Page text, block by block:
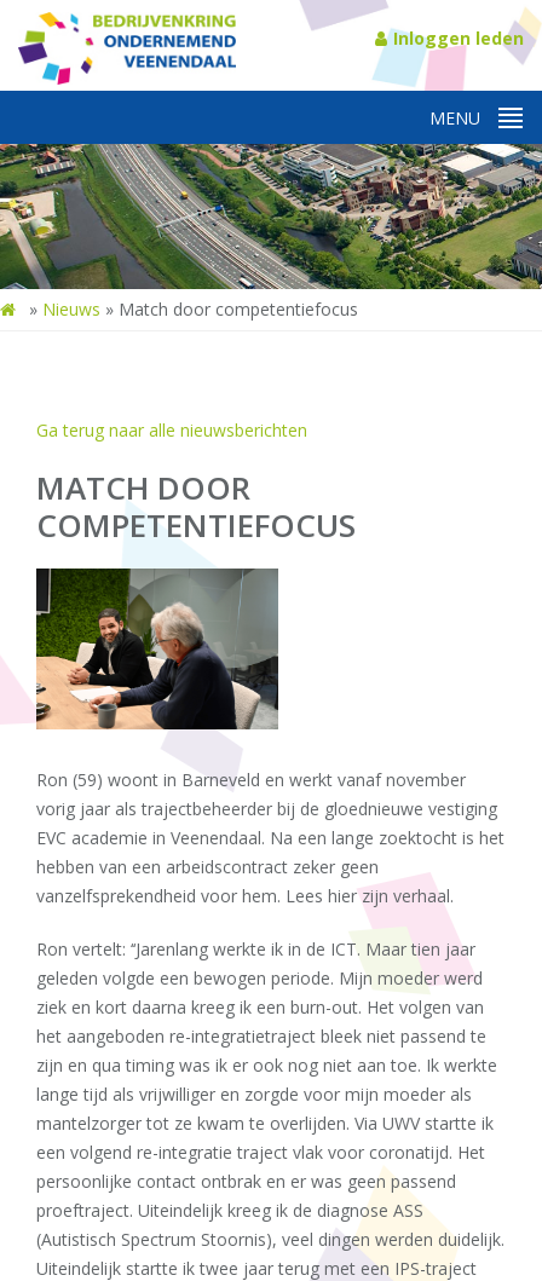
Inloggen leden
» Nieuws » Match door competentiefocus
Ga terug naar alle nieuwsberichten
MATCH DOOR
COMPETENTIEFOCUS
Ron (59) woont in Barneveld en werkt vanaf november
vorig jaar als trajectbeheerder bij de gloednieuwe vestiging
EVC academie in Veenendaal. Na een lange zoektocht is het
hebben van een arbeidscontract zeker geen
vanzelfsprekendheid voor hem. Lees hier zijn verhaal.
Ron vertelt: ‘‘Jarenlang werkte ik in de ICT. Maar tien jaar
geleden volgde een bewogen periode. Mijn moeder werd
ziek en kort daarna kreeg ik een burn-out. Het volgen van
het aangeboden re-integratietraject bleek niet passend te
zijn en qua timing was ik er ook nog niet aan toe. Ik werkte
lange tijd als vrijwilliger en zorgde voor mijn moeder als
mantelzorger tot ze kwam te overlijden. Via UWV startte ik
een volgend re-integratie traject vlak voor coronatijd. Het
persoonlijke contact ontbrak en er was geen passend
proeftraject. Uiteindelijk kreeg ik de diagnose ASS
(Autistisch Spectrum Stoornis), veel dingen werden duidelijk.
Uiteindelijk startte ik twee jaar terug met een IPS-traject